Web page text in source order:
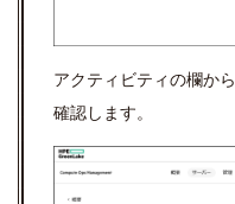
アクティビティの欄から
確認します。